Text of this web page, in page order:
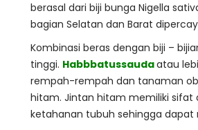
berasal dari biji bunga Nigella
bagian Selatan dan Barat
Kombinasi beras dengan biji –
tinggi. Habbbatussaudaatau
rempah-rempah dan tanaman
hitam. Jintan hitam memiliki sifat
ketahanan tubuh sehingga